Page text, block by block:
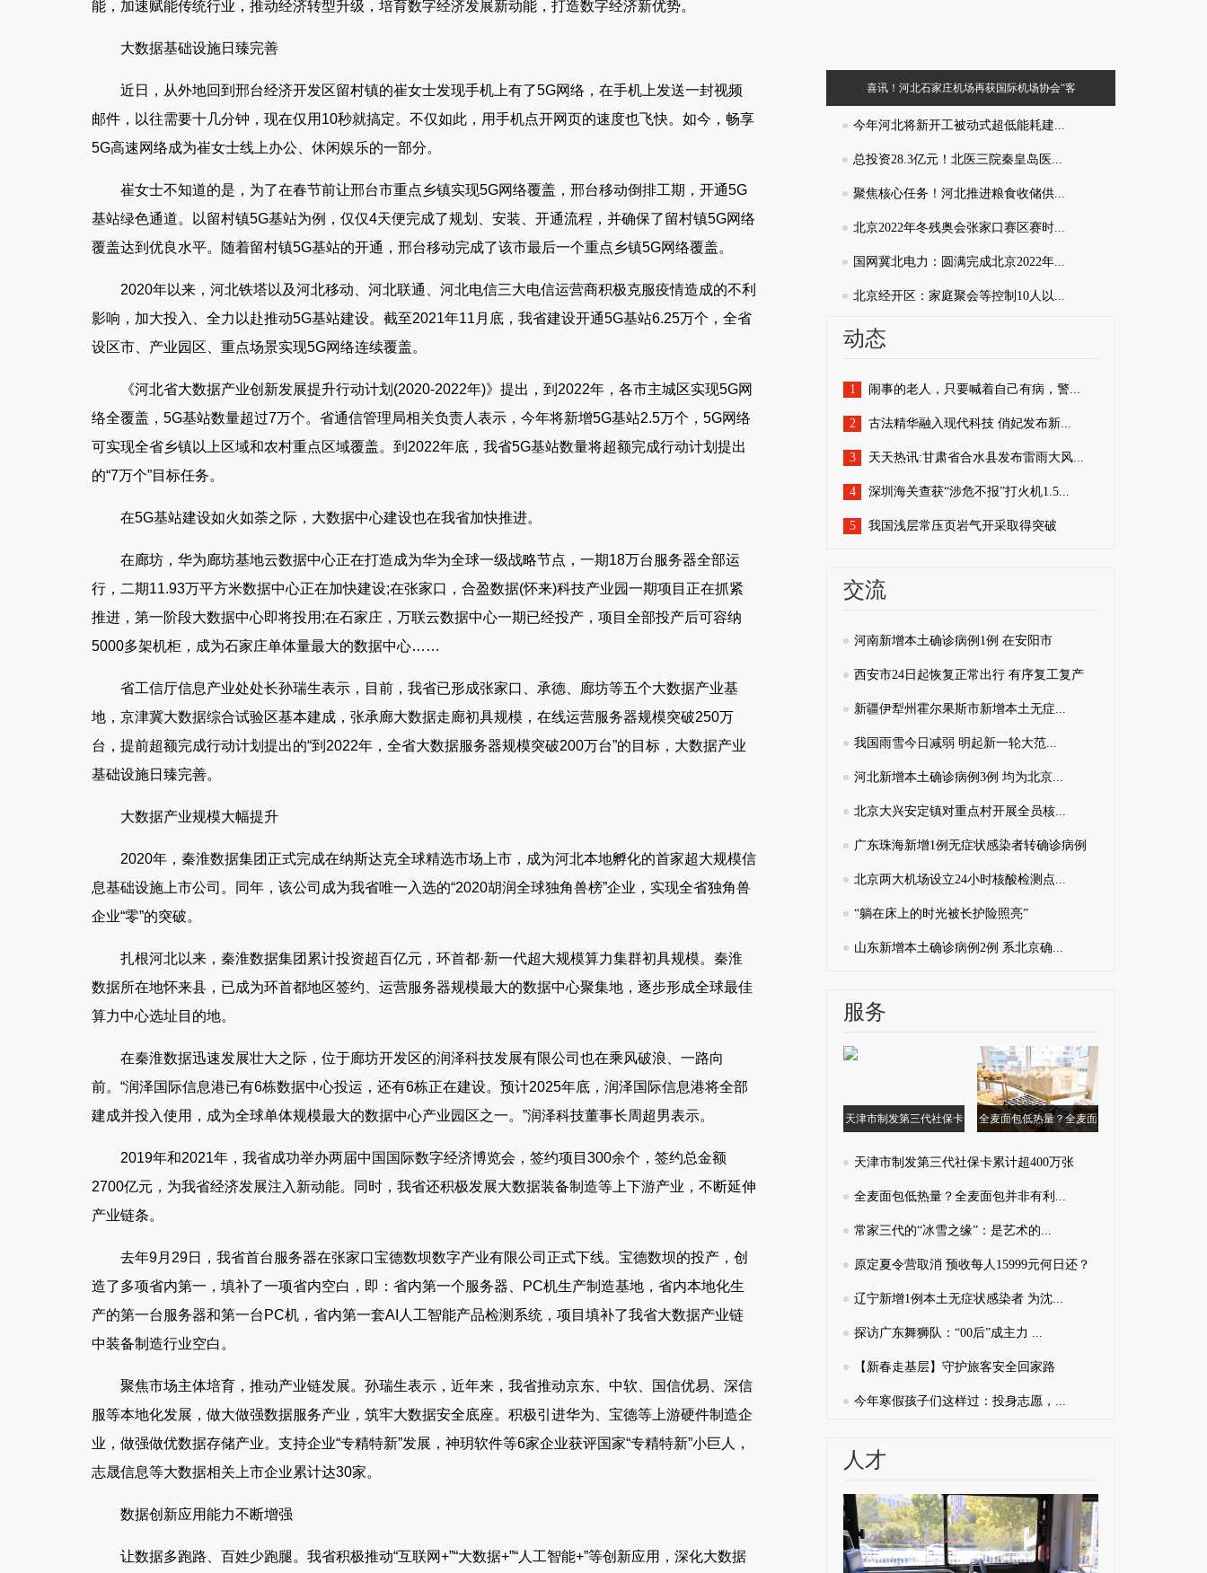
能，加速赋能传统行业，推动经济转型升级，培育数字经济发展新动能，打造数字经济新优势。
大数据基础设施日臻完善
近日，从外地回到邢台经济开发区留村镇的崔女士发现手机上有了5G网络，在手机上发送一封视频
邮件，以往需要十几分钟，现在仅用10秒就搞定。不仅如此，用手机点开网页的速度也飞快。如今，畅享
5G高速网络成为崔女士线上办公、休闲娱乐的一部分。
崔女士不知道的是，为了在春节前让邢台市重点乡镇实现5G网络覆盖，邢台移动倒排工期，开通5G
基站绿色通道。以留村镇5G基站为例，仅仅4天便完成了规划、安装、开通流程，并确保了留村镇5G网络
覆盖达到优良水平。随着留村镇5G基站的开通，邢台移动完成了该市最后一个重点乡镇5G网络覆盖。
2020年以来，河北铁塔以及河北移动、河北联通、河北电信三大电信运营商积极克服疫情造成的不利
影响，加大投入、全力以赴推动5G基站建设。截至2021年11月底，我省建设开通5G基站6.25万个，全省
设区市、产业园区、重点场景实现5G网络连续覆盖。
《河北省大数据产业创新发展提升行动计划(2020-2022年)》提出，到2022年，各市主城区实现5G网
络全覆盖，5G基站数量超过7万个。省通信管理局相关负责人表示，今年将新增5G基站2.5万个，5G网络
可实现全省乡镇以上区域和农村重点区域覆盖。到2022年底，我省5G基站数量将超额完成行动计划提出
的“7万个”目标任务。
在5G基站建设如火如荼之际，大数据中心建设也在我省加快推进。
在廊坊，华为廊坊基地云数据中心正在打造成为华为全球一级战略节点，一期18万台服务器全部运
行，二期11.93万平方米数据中心正在加快建设;在张家口，合盈数据(怀来)科技产业园一期项目正在抓紧
推进，第一阶段大数据中心即将投用;在石家庄，万联云数据中心一期已经投产，项目全部投产后可容纳
5000多架机柜，成为石家庄单体量最大的数据中心……
省工信厅信息产业处处长孙瑞生表示，目前，我省已形成张家口、承德、廊坊等五个大数据产业基
地，京津冀大数据综合试验区基本建成，张承廊大数据走廊初具规模，在线运营服务器规模突破250万
台，提前超额完成行动计划提出的“到2022年，全省大数据服务器规模突破200万台”的目标，大数据产业
基础设施日臻完善。
大数据产业规模大幅提升
2020年，秦淮数据集团正式完成在纳斯达克全球精选市场上市，成为河北本地孵化的首家超大规模信
息基础设施上市公司。同年，该公司成为我省唯一入选的“2020胡润全球独角兽榜”企业，实现全省独角兽
企业“零”的突破。
扎根河北以来，秦淮数据集团累计投资超百亿元，环首都·新一代超大规模算力集群初具规模。秦淮
数据所在地怀来县，已成为环首都地区签约、运营服务器规模最大的数据中心聚集地，逐步形成全球最佳
算力中心选址目的地。
在秦淮数据迅速发展壮大之际，位于廊坊开发区的润泽科技发展有限公司也在乘风破浪、一路向
前。“润泽国际信息港已有6栋数据中心投运，还有6栋正在建设。预计2025年底，润泽国际信息港将全部
建成并投入使用，成为全球单体规模最大的数据中心产业园区之一。”润泽科技董事长周超男表示。
2019年和2021年，我省成功举办两届中国国际数字经济博览会，签约项目300余个，签约总金额
2700亿元，为我省经济发展注入新动能。同时，我省还积极发展大数据装备制造等上下游产业，不断延伸
产业链条。
去年9月29日，我省首台服务器在张家口宝德数坝数字产业有限公司正式下线。宝德数坝的投产，创
造了多项省内第一，填补了一项省内空白，即：省内第一个服务器、PC机生产制造基地，省内本地化生
产的第一台服务器和第一台PC机，省内第一套AI人工智能产品检测系统，项目填补了我省大数据产业链
中装备制造行业空白。
聚焦市场主体培育，推动产业链发展。孙瑞生表示，近年来，我省推动京东、中软、国信优易、深信
服等本地化发展，做大做强数据服务产业，筑牢大数据安全底座。积极引进华为、宝德等上游硬件制造企
业，做强做优数据存储产业。支持企业“专精特新”发展，神玥软件等6家企业获评国家“专精特新”小巨人，
志晟信息等大数据相关上市企业累计达30家。
数据创新应用能力不断增强
让数据多跑路、百姓少跑腿。我省积极推动“互联网+”“大数据+”“人工智能+”等创新应用，深化大数据
肥市招才引智云聘会举办 6家重点产业链企
业HR带岗直播
局地有暴雪！今明两天河北各地将陆续出现雨
雪天气
“1+3+N”！冀北电力完成北京2022年冬残奥会
保电任务
喜讯！河北石家庄机场再获国际机场协会“客
户之声”认证
今年河北将新开工被动式超低能耗建...
总投资28.3亿元！北医三院秦皇岛医...
聚焦核心任务！河北推进粮食收储供...
北京2022年冬残奥会张家口赛区赛时...
国网冀北电力：圆满完成北京2022年...
北京经开区：家庭聚会等控制10人以...
动态
1 闹事的老人，只要喊着自己有病，警...
2 古法精华融入现代科技 俏妃发布新...
3 天天热讯:甘肃省合水县发布雷雨大风...
4 深圳海关查获“涉危不报”打火机1.5...
5 我国浅层常压页岩气开采取得突破
交流
河南新增本土确诊病例1例 在安阳市
西安市24日起恢复正常出行 有序复工复产
新疆伊犁州霍尔果斯市新增本土无症...
我国雨雪今日减弱 明起新一轮大范...
河北新增本土确诊病例3例 均为北京...
北京大兴安定镇对重点村开展全员核...
广东珠海新增1例无症状感染者转确诊病例
北京两大机场设立24小时核酸检测点...
“躺在床上的时光被长护险照亮”
山东新增本土确诊病例2例 系北京确...
服务
天津市制发第三代社保卡 全麦面包低热量？全麦面
天津市制发第三代社保卡累计超400万张
全麦面包低热量？全麦面包并非有利...
常家三代的“冰雪之缘”：是艺术的...
原定夏令营取消 预收每人15999元何日还？
辽宁新增1例本土无症状感染者 为沈...
探访广东舞狮队：“00后”成主力 ...
【新春走基层】守护旅客安全回家路
今年寒假孩子们这样过：投身志愿，...
人才